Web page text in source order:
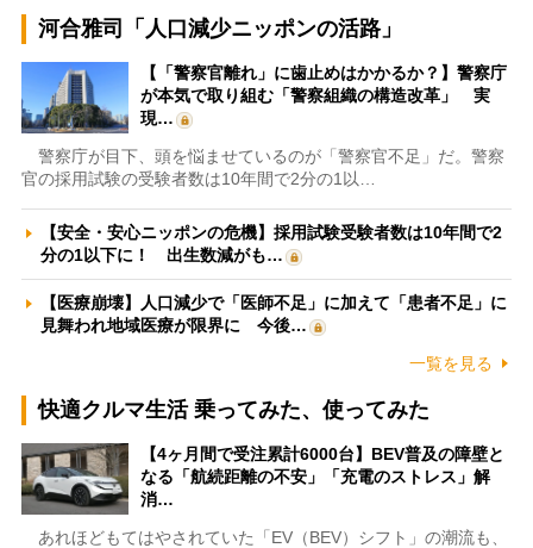
河合雅司「人口減少ニッポンの活路」
【「警察官離れ」に歯止めはかかるか？】警察庁
が本気で取り組む「警察組織の構造改革」 実
現…
警察庁が目下、頭を悩ませているのが「警察官不足」だ。警察
官の採用試験の受験者数は10年間で2分の1以…
【安全・安心ニッポンの危機】採用試験受験者数は10年間で2
分の1以下に！ 出生数減がも…
【医療崩壊】人口減少で「医師不足」に加えて「患者不足」に
見舞われ地域医療が限界に 今後…
一覧を見る
快適クルマ生活 乗ってみた、使ってみた
【4ヶ月間で受注累計6000台】BEV普及の障壁と
なる「航続距離の不安」「充電のストレス」解
消…
あれほどもてはやされていた「EV（BEV）シフト」の潮流も、